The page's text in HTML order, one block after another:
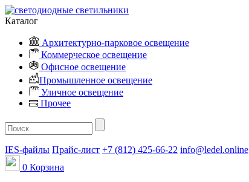
Каталог
Архитектурно-парковое освещение
Коммерческое освещение
Офисное освещение
Промышленное освещение
Уличное освещение
Прочее
IES-файлы Прайс-лист +7 (812) 425-66-22 info@ledel.online
0 Корзина